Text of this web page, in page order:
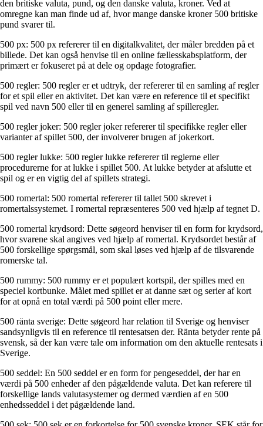
den britiske valuta, pund, og den danske valuta, kroner. Ved at
omregne kan man finde ud af, hvor mange danske kroner 500 britiske
pund svarer til.
500 px: 500 px refererer til en digitalkvalitet, der måler bredden på et
billede. Det kan også henvise til en online fællesskabsplatform, der
primært er fokuseret på at dele og opdage fotografier.
500 regler: 500 regler er et udtryk, der refererer til en samling af regler
for et spil eller en aktivitet. Det kan være en reference til et specifikt
spil ved navn 500 eller til en generel samling af spilleregler.
500 regler joker: 500 regler joker refererer til specifikke regler eller
varianter af spillet 500, der involverer brugen af ​​jokerkort.
500 regler lukke: 500 regler lukke refererer til reglerne eller
procedurerne for at lukke i spillet 500. At lukke betyder at afslutte et
spil og er en vigtig del af spillets strategi.
500 romertal: 500 romertal refererer til tallet 500 skrevet i
romertalssystemet. I romertal repræsenteres 500 ved hjælp af tegnet D.
500 romertal krydsord: Dette søgeord henviser til en form for krydsord,
hvor svarene skal angives ved hjælp af romertal. Krydsordet består af
500 forskellige spørgsmål, som skal løses ved hjælp af de tilsvarende
romerske tal.
500 rummy: 500 rummy er et populært kortspil, der spilles med en
speciel kortbunke. Målet med spillet er at danne sæt og serier af kort
for at opnå en total værdi på 500 point eller mere.
500 ränta sverige: Dette søgeord har relation til Sverige og henviser
sandsynligvis til en reference til rentesatsen der. Ränta betyder rente på
svensk, så der kan være tale om information om den aktuelle rentesats i
Sverige.
500 seddel: En 500 seddel er en form for pengeseddel, der har en
værdi på 500 enheder af den pågældende valuta. Det kan referere til
forskellige lands valutasystemer og dermed værdien af en 500
enhedsseddel i det pågældende land.